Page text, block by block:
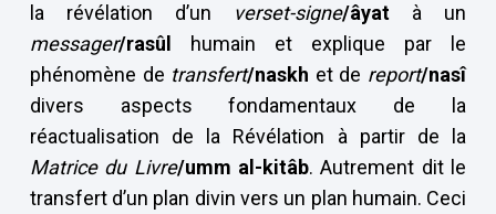
la révélation d’un verset-signe/âyat à un
messager/rasûl
humain et explique par le
phénomène de transfert/naskh et de report/nasî
divers aspects fondamentaux de la
réactualisation de la Révélation à partir de la
Matrice du Livre/umm al-kitâb. Autrement dit le
transfert d’un plan divin vers un plan humain. Ceci